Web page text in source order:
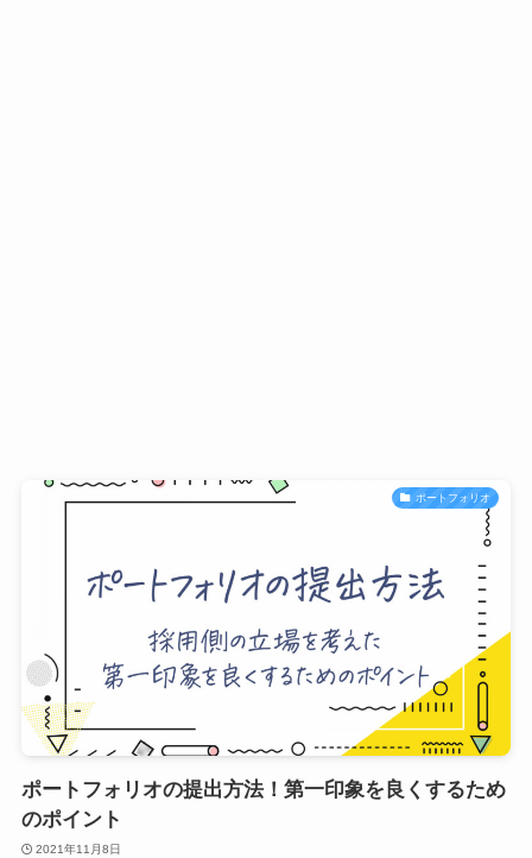
ポートフォリオ
ポートフォリオの提出方法！第一印象を良くするため
のポイント
2021年11月8日